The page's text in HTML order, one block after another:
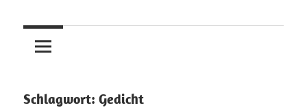
Schlagwort: Gedicht